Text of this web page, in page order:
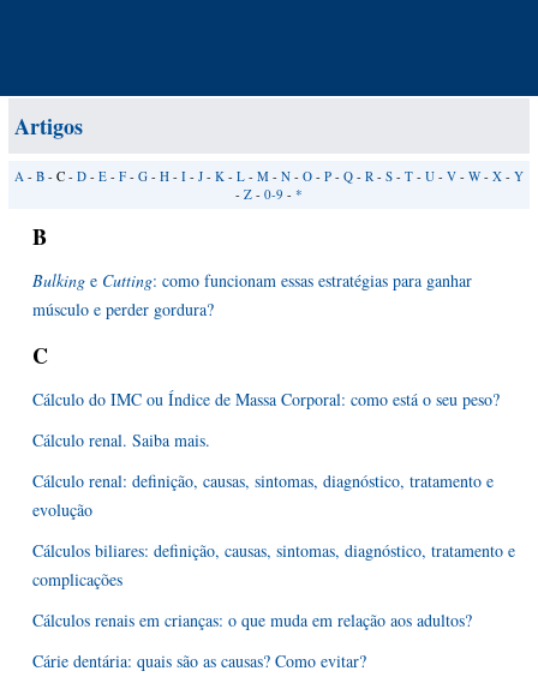
Artigos
A - B - C - D - E - F - G - H - I - J - K - L - M - N - O - P - Q - R - S - T - U - V - W - X - Y
- Z - 0-9 - *
B
Bulking e Cutting: como funcionam essas estratégias para ganhar
músculo e perder gordura?
C
Cálculo do IMC ou Índice de Massa Corporal: como está o seu peso?
Cálculo renal. Saiba mais.
Cálculo renal: definição, causas, sintomas, diagnóstico, tratamento e
evolução
Cálculos biliares: definição, causas, sintomas, diagnóstico, tratamento e
complicações
Cálculos renais em crianças: o que muda em relação aos adultos?
Cárie dentária: quais são as causas? Como evitar?